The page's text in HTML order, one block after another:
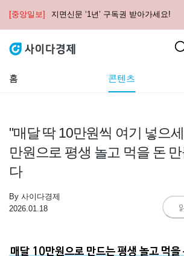
[중앙일보] 지면신문 ‘1년’ 구독권 받아가세요!
홈 콘텐츠
"매달 딱 10만원씩 여기 넣으
만원으로 평생 놀고 먹을 돈
다
By 사이다경제
2026.01.18